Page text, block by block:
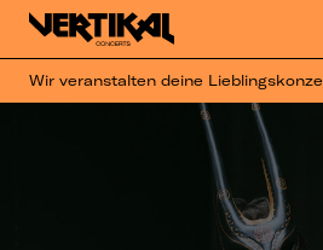
Wir veranstalten deine